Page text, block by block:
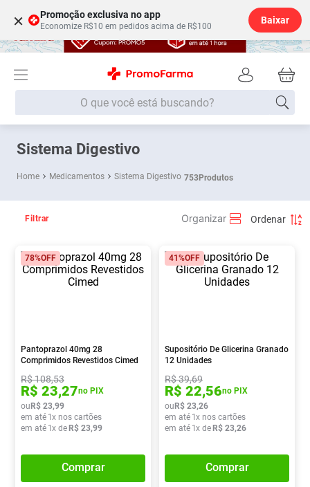
× Promoção exclusiva no app
Economize R$10 em pedidos acima de R$100
Baixar
O que você está buscando?
Sistema Digestivo
Medicamentos Sistema Digestivo 753Produtos
Filtrar
78%OFF
Pantoprazol 40mg 28
Comprimidos Revestidos Cimed
R$108,53
R$ 23,27no PIX
ouR$ 23,99
em até 1x nos cartões
em até 1x deR$ 23,99
Comprar
41%OFF
Supositório De Glicerina Granado
12 Unidades
R$39,69
R$ 22,56no PIX
ouR$ 23,26
em até 1x nos cartões
em até 1x deR$ 23,26
Comprar
Termos mais buscados
1 º Fralda
3º
5º Fralda G
Shampoo
9º Absorvente